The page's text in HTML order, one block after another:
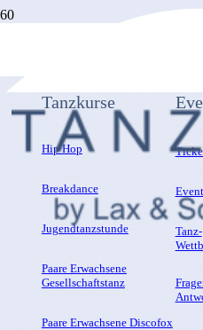
Tanzkurse
Hip Hop
Breakdance
Jugendtanzstunde
Paare Erwachsene
Gesellschaftstanz
Paare Erwachsene Discofox
Tanz-